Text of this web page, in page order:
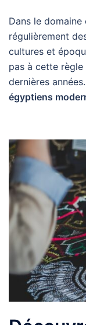
Dans le
régulièrement
cultures et
pas à cette règle
dernières
égyptiens